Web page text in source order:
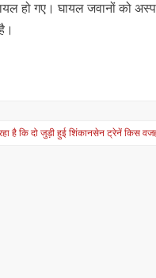
हो गए। घायल जवानों को
है कि दो जुड़ी हुई शिंकानसेन ट्रेनें किस